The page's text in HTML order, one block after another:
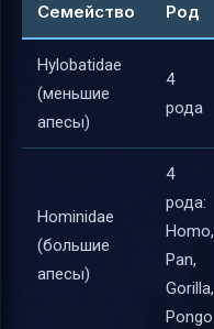
Семейство Род
Hylobatidae
(меньшие
апесы)
4
рода
Hominidae
(большие
апесы)
4
рода:
Homo,
Pan,
Gorilla,
Pongo